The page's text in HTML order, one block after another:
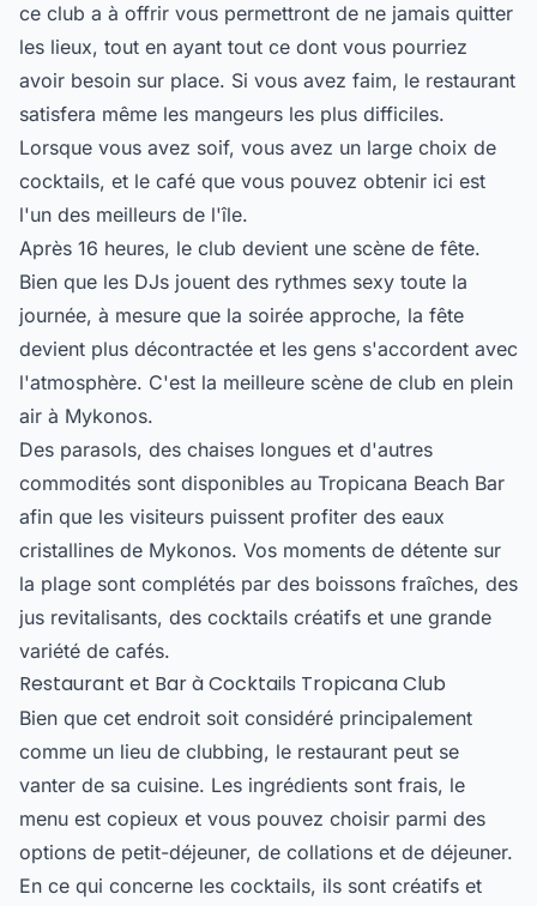
ce club a à offrir vous permettront de ne jamais quitter
les lieux, tout en ayant tout ce dont vous pourriez
avoir besoin sur place. Si vous avez faim, le restaurant
satisfera même les mangeurs les plus difficiles.
Lorsque vous avez soif, vous avez un large choix de
cocktails, et le café que vous pouvez obtenir ici est
l'un des meilleurs de l'île.
Après 16 heures, le club devient une scène de fête.
Bien que les DJs jouent des rythmes sexy toute la
journée, à mesure que la soirée approche, la fête
devient plus décontractée et les gens s'accordent avec
l'atmosphère. C'est la meilleure scène de club en plein
air à Mykonos.
Des parasols, des chaises longues et d'autres
commodités sont disponibles au Tropicana Beach Bar
afin que les visiteurs puissent profiter des eaux
cristallines de Mykonos. Vos moments de détente sur
la plage sont complétés par des boissons fraîches, des
jus revitalisants, des cocktails créatifs et une grande
variété de cafés.
Restaurant et Bar à Cocktails Tropicana Club
Bien que cet endroit soit considéré principalement
comme un lieu de clubbing, le restaurant peut se
vanter de sa cuisine. Les ingrédients sont frais, le
menu est copieux et vous pouvez choisir parmi des
options de petit-déjeuner, de collations et de déjeuner.
En ce qui concerne les cocktails, ils sont créatifs et